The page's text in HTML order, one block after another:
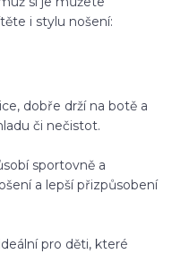
i stylu nošení:
dobře drží na botě a
či nečistot.
sportovně a
a lepší přizpůsobení
pro děti, které